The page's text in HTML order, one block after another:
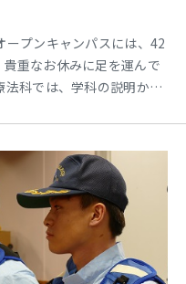
ープンキャンパスには、42
重なお休みに足を運んで
法科では、学科の説明か
うタイトルで理学療法士
した！ 少しでも多く